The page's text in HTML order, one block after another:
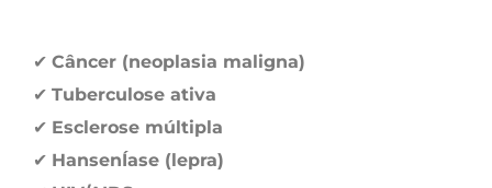
✔ Câncer (neoplasia maligna)
✔ Tuberculose ativa
✔ Esclerose múltipla
✔ HansenÍase (lepra)